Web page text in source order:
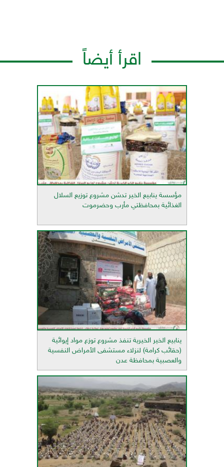
اقرأ أيضاً
مؤسسة ينابيع الخير تدشن مشروع توزيع السلال
الغذائية بمحافظتي مأرب وحضرموت
ينابيع الخير الخيرية تنفذ مشروع توزع مواد إيوائية
(حقائب كرامة) لنزلاء مستشفى الأمراض النفسية
والعصبية بمحافظة عدن